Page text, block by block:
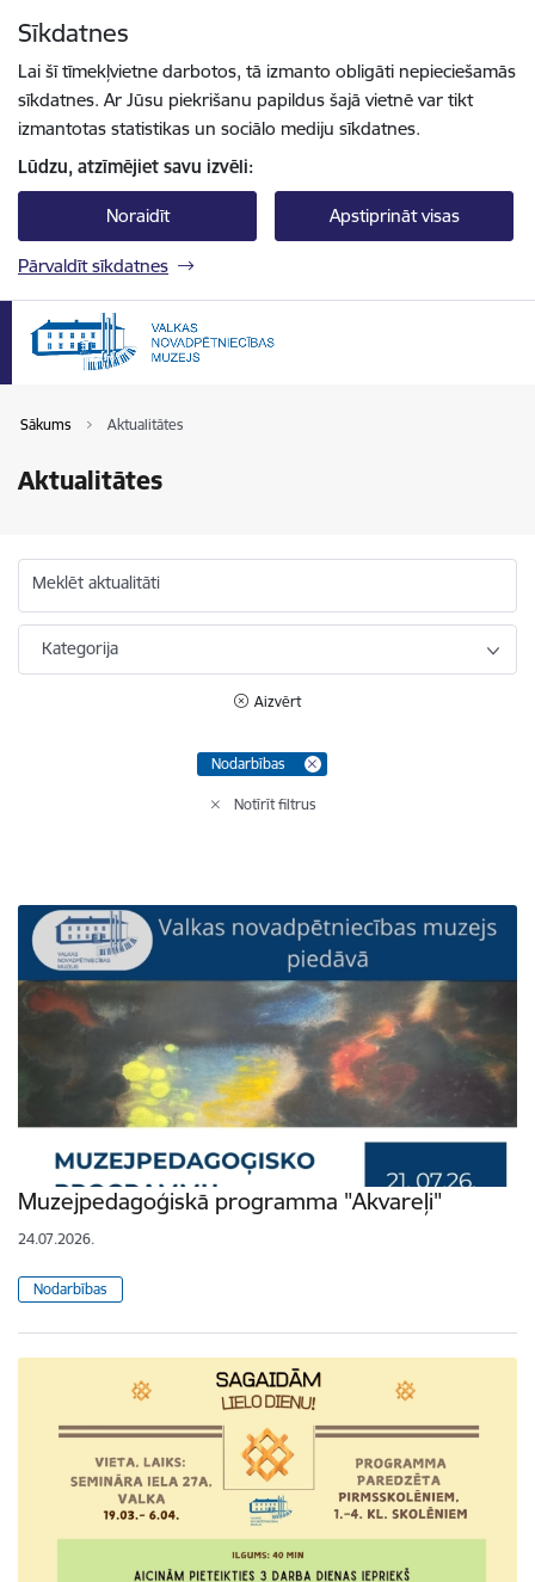
Sīkdatnes
Lai šī tīmekļvietne darbotos, tā izmanto obligāti nepieciešamās
sīkdatnes. Ar Jūsu piekrišanu papildus šajā vietnē var tikt
izmantotas statistikas un sociālo mediju sīkdatnes.
Lūdzu, atzīmējiet savu izvēli:
Noraidīt Apstiprināt visas
Pārvaldīt sīkdatnes
Sākums Aktualitātes
Aktualitātes
Meklēt aktualitāti
Kategorija
Aizvērt
Nodarbības
Notīrīt filtrus
Muzejpedagoģiskā programma "Akvareļi"
24.07.2026.
Nodarbības